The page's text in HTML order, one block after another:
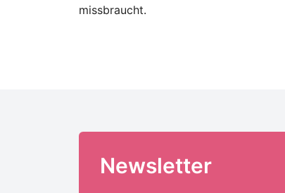
missbraucht.
Newsletter